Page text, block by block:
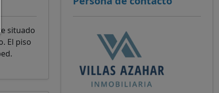
situado
El piso